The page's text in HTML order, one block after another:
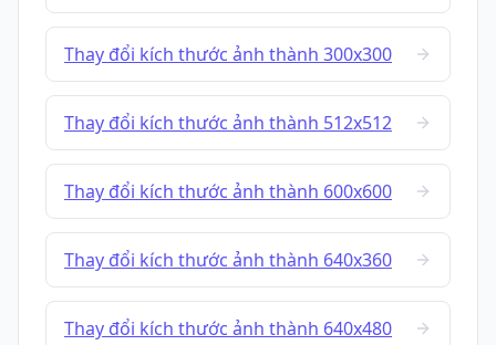
Thay đổi kích thước ảnh thành 300x300
Thay đổi kích thước ảnh thành 512x512
Thay đổi kích thước ảnh thành 600x600
Thay đổi kích thước ảnh thành 640x360
Thay đổi kích thước ảnh thành 640x480